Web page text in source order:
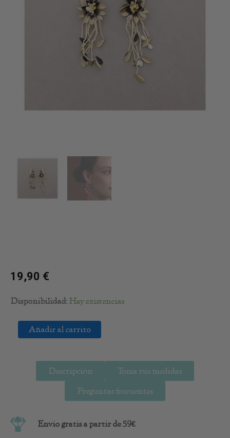
19,90 €
Disponibilidad: Hay existencias
Pendientes
Black
White
cantidad
Añadir al carrito
Descripción Toma tus medidas
Preguntas frecuentes
Envio gratis a partir de 59€